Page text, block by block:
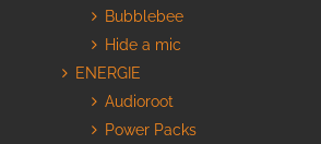
Bubblebee
Hide a mic
ENERGIE
Audioroot
Power Packs